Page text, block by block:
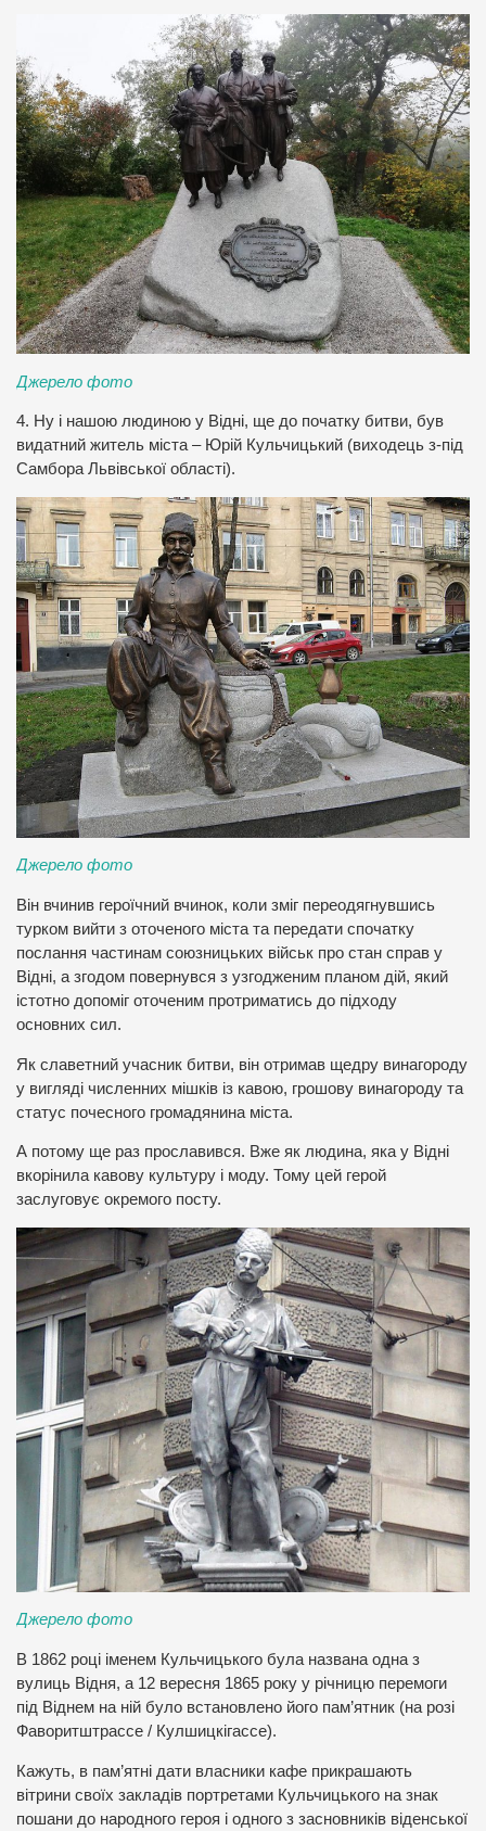
Джерело фото
4. Ну і нашою людиною у Відні, ще до початку битви, був
видатний житель міста – Юрій Кульчицький (виходець з-під
Самбора Львівської області).
Джерело фото
Він вчинив героїчний вчинок, коли зміг переодягнувшись
турком вийти з оточеного міста та передати спочатку
послання частинам союзницьких військ про стан справ у
Відні, а згодом повернувся з узгодженим планом дій, який
істотно допоміг оточеним протриматись до підходу
основних сил.
Як славетний учасник битви, він отримав щедру винагороду
у вигляді численних мішків із кавою, грошову винагороду та
статус почесного громадянина міста.
А потому ще раз прославився. Вже як людина, яка у Відні
вкорінила кавову культуру і моду. Тому цей герой
заслуговує окремого посту.
Джерело фото
В 1862 році іменем Кульчицького була названа одна з
вулиць Відня, а 12 вересня 1865 року у річницю перемоги
під Віднем на ній було встановлено його пам’ятник (на розі
Фаворитштрассе / Кулшицкігассе).
Кажуть, в пам’ятні дати власники кафе прикрашають
вітрини своїх закладів портретами Кульчицького на знак
пошани до народного героя і одного з засновників віденської